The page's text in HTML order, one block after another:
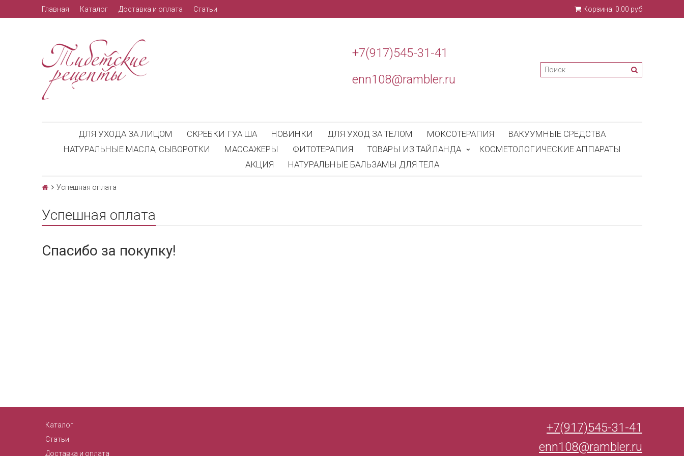
Главная Каталог Доставка и оплата Статьи Корзина: 0.00 руб
+7(917)545-31-41
enn108@rambler.ru
ДЛЯ УХОДА ЗА ЛИЦОМ СКРЕБКИ ГУА ША НОВИНКИ ДЛЯ УХОД ЗА ТЕЛОМ МОКСОТЕРАПИЯ
ВАКУУМНЫЕ СРЕДСТВА
НАТУРАЛЬНЫЕ МАСЛА, СЫВОРОТКИ
МАССАЖЕРЫ ФИТОТЕРАПИЯ ТОВАРЫ ИЗ ТАЙЛАНДА
КОСМЕТОЛОГИЧЕСКИЕ АППАРАТЫ
АКЦИЯ
НАТУРАЛЬНЫЕ БАЛЬЗАМЫ ДЛЯ ТЕЛА
Успешная оплата
Успешная оплата
Спасибо за покупку!
Каталог
Статьи
Доставка и оплата
+7(917)545-31-41
enn108@rambler.ru